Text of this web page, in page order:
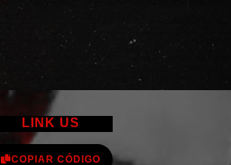
LINK US
COPIAR CÓDIGO